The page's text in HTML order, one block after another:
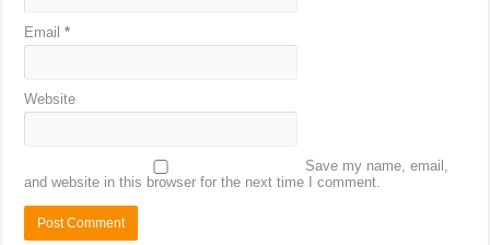
Email*
Website
Save my name, email,
and website in this browser for the next time I comment.